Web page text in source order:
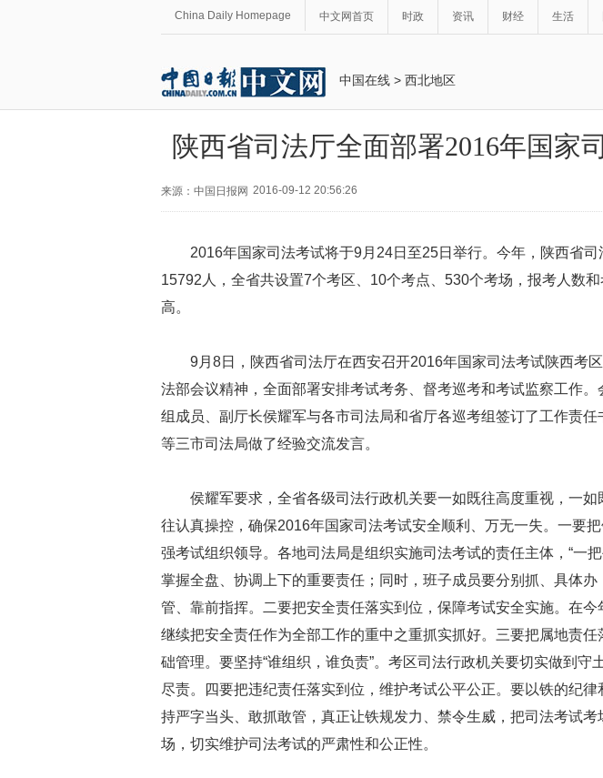
China Daily Homepage 中文网首页 时政 资讯 财经 生活
中国在线 > 西北地区
陕西省司法厅全面部署2016年国家
来源：中国日报网 2016-09-12 20:56:26
2016年国家司法考试将于9月24日至25日举行。今年，陕西省
15792人，全省共设置7个考区、10个考点、530个考场，报考人数
高。
9月8日，陕西省司法厅在西安召开2016年国家司法考试陕西考
法部会议精神，全面部署安排考试考务、督考巡考和考试监察工作。
组成员、副厅长侯耀军与各市司法局和省厅各巡考组签订了工作责任
等三市司法局做了经验交流发言。
侯耀军要求，全省各级司法行政机关要一如既往高度重视，一
往认真操控，确保2016年国家司法考试安全顺利、万无一失。一要
强考试组织领导。各地司法局是组织实施司法考试的责任主体，“一
掌握全盘、协调上下的重要责任；同时，班子成员要分别抓、具体办
管、靠前指挥。二要把安全责任落实到位，保障考试安全实施。在
继续把安全责任作为全部工作的重中之重抓实抓好。三要把属地责任
础管理。要坚持“谁组织，谁负责”。考区司法行政机关要切实做到守
尽责。四要把违纪责任落实到位，维护考试公平公正。要以铁的纪律
持严字当头、敢抓敢管，真正让铁规发力、禁令生威，把司法考试考
场，切实维护司法考试的严肃性和公正性。